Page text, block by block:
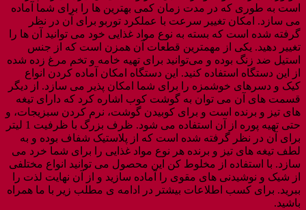
است به طوری که در مدت زمان کمی بهترین ها را برای شما آماده
می سازد. امکان تغییر سرعت با عملکرد توربو برای آن در نظر
گرفته شده است که بسته به نوع مواد غذایی خود می توانید آن ها را
تغییر دهید. یکی از مهمترین قطعات آن همزن است که از جنس
استیل ضد زنگ بوده و می‌توانید برای تهیه خامه و تخم مرغ زده شده
از این دستگاه استفاده کنید. این دستگاه امکان آماده کردن انواع
کیک و دسرهای خوشمزه را برای شما امکان پذیر می سازد. از دیگر
قسمت های آن می توان به گوشت کوب اشاره کرد که دارای تیغه
های تیز و برنده است و برای کوبیدن گوشت، نرم کردن سبزیجات، و
حتی تهیه پوره از آن استفاده می شود. ظرف بزرگ با ظرفیت 1 لیتر
برای آن در نظر گرفته شده است که از پلاستیک شفاف بوده و به
لطف تیغه‌ های تیز و برنده هر نوع مواد غذایی را برای شما خرد می
سازد. با استفاده از مخلوط کن این محصول می توانید انواع مختلفی
از شیک و نوشیدنی های مقوی را آماده سازید و از آن نهایت لذت را
ببرید. برای کسب اطلاعات بیشتر در ادامه ی مطلب زیر با ما همراه
باشید.